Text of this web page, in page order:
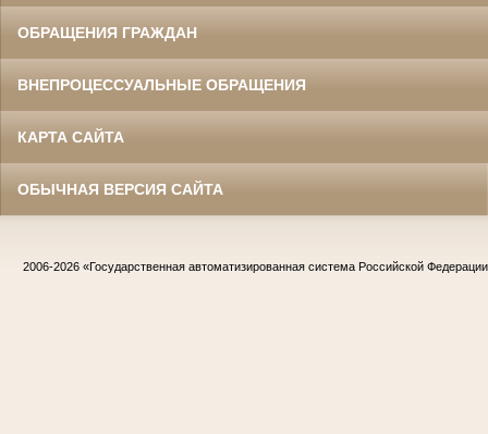
ОБРАЩЕНИЯ ГРАЖДАН
ВНЕПРОЦЕССУАЛЬНЫЕ ОБРАЩЕНИЯ
КАРТА САЙТА
ОБЫЧНАЯ ВЕРСИЯ САЙТА
2006-2026 «Государственная автоматизированная система Российской